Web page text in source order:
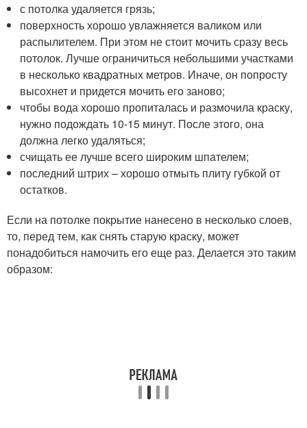
с потолка удаляется грязь;
поверхность хорошо увлажняется валиком или
распылителем. При этом не стоит мочить сразу весь
потолок. Лучше ограничиться небольшими участками
в несколько квадратных метров. Иначе, он попросту
высохнет и придется мочить его заново;
чтобы вода хорошо пропиталась и размочила краску,
нужно подождать 10-15 минут. После этого, она
должна легко удаляться;
счищать ее лучше всего широким шпателем;
последний штрих – хорошо отмыть плиту губкой от
остатков.
Если на потолке покрытие нанесено в несколько слоев,
то, перед тем, как снять старую краску, может
понадобиться намочить его еще раз. Делается это таким
образом: